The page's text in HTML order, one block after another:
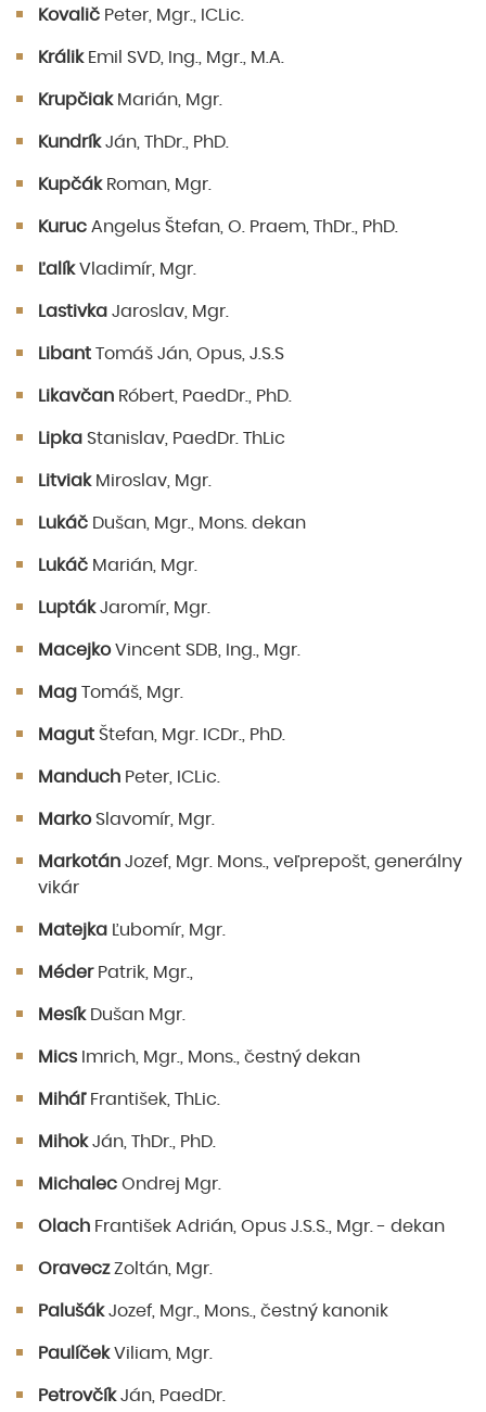
Kovalič Peter, Mgr., ICLic.
KrálikEmil SVD, Ing., Mgr., M.A.
KrupčiakMarián, Mgr.
KundríkJán, ThDr., PhD.
KupčákRoman, Mgr.
Kuruc Angelus Štefan, O. Praem, ThDr., PhD.
ĽalíkVladimír, Mgr.
Lastivka Jaroslav, Mgr.
Libant Tomáš Ján, Opus, J.S.S
Likavčan Róbert, PaedDr., PhD.
Lipka Stanislav, PaedDr. ThLic
LitviakMiroslav, Mgr.
Lukáč Dušan, Mgr., Mons. dekan
Lukáč Marián, Mgr.
LuptákJaromír, Mgr.
MacejkoVincent SDB, Ing., Mgr.
Mag Tomáš, Mgr.
Magut Štefan, Mgr. ICDr., PhD.
Manduch Peter, ICLic.
MarkoSlavomír, Mgr.
Markotán Jozef, Mgr. Mons., veľprepošt, generálny
vikár
Matejka Ľubomír, Mgr.
MéderPatrik, Mgr.,
MesíkDušan Mgr.
Mics Imrich, Mgr., Mons., čestný dekan
MiháľFrantišek, ThLic.
MihokJán, ThDr., PhD.
Michalec Ondrej Mgr.
Olach František Adrián, Opus J.S.S., Mgr. - dekan
OraveczZoltán, Mgr.
PalušákJozef, Mgr., Mons., čestný kanonik
PaulíčekViliam, Mgr.
PetrovčíkJán, PaedDr.